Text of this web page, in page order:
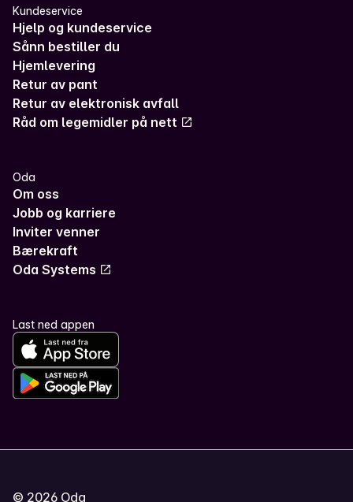
Kundeservice
Hjelp og kundeservice
Sånn bestiller du
Hjemlevering
Retur av pant
Retur av elektronisk avfall
Råd om legemidler på nett
Oda
Om oss
Jobb og karriere
Inviter venner
Bærekraft
Oda Systems
Last ned appen
© 2026 Oda